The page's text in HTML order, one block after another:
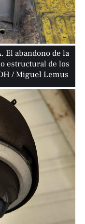
El abandono de la
estructural de los
/ Miguel Lemus